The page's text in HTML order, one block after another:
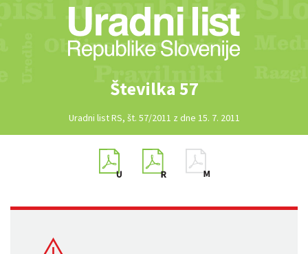
Številka 57
Uradni list RS, št. 57/2011 z dne 15. 7. 2011